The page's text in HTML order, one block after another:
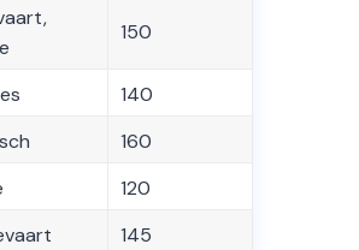
150
140
160
120
145